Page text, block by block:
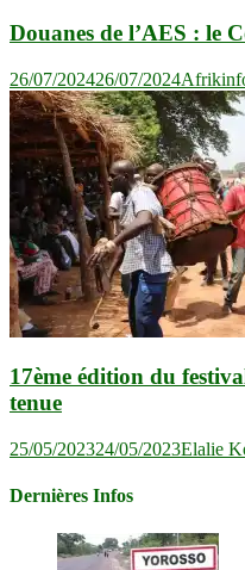
Douanes de l’AES : le
26/07/202426/07/2024
17ème édition du
tenue
25/05/202324/05/2023Elalie
Dernières Infos